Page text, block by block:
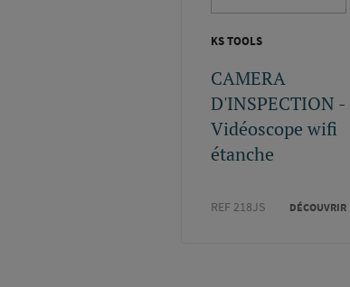
KS TOOLS
CAMERA
D'INSPECTION -
Vidéoscope wifi
étanche
REF 218JS DÉCOUVRIR